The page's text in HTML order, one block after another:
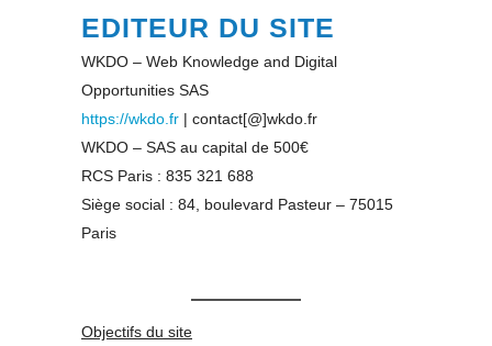
EDITEUR DU SITE
WKDO – Web Knowledge and Digital
Opportunities SAS
https://wkdo.fr | contact[@]wkdo.fr
WKDO – SAS au capital de 500€
RCS Paris : 835 321 688
Siège social : 84, boulevard Pasteur – 75015
Paris
Objectifs du site